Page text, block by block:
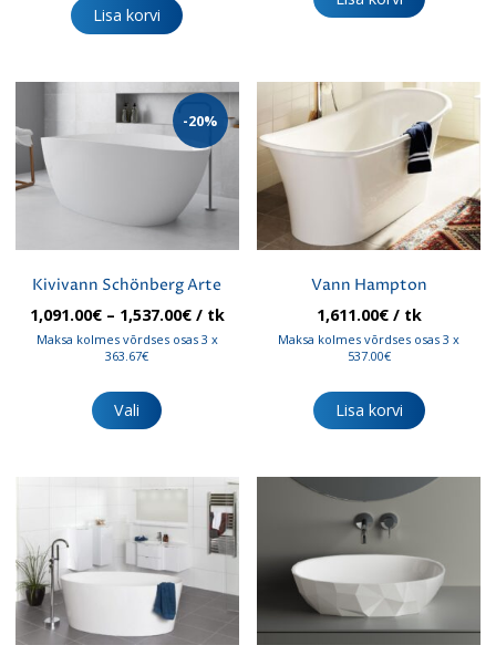
Lisa korvi
-20%
Kivivann Schönberg Arte
1,091.00€ – 1,537.00€Hinnavahemik:
1,091.00€
/ tk
Maksa kolmes võrdses osas 3 x
363.67€
Vali
tootel
Valikuid
teha
tootelehel.
Vann Hampton
1,611.00€/ tk
Maksa kolmes võrdses osas 3 x
537.00€
Lisa korvi